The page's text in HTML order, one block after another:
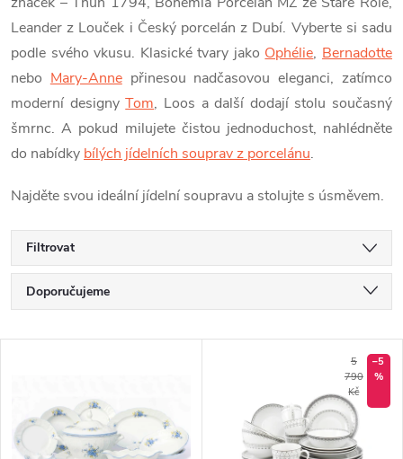
Leander z Louček i Český porcelán z Dubí. Vyberte si sadu
podle svého vkusu. Klasické tvary jako Ophélie, Bernadotte
nebo Mary-Annepřinesou nadčasovou eleganci, zatímco
moderní designyTom, Loos a další dodají stolu současný
šmrnc. A pokud milujete čistou jednoduchost, nahlédněte
do nabídky bílých jídelních souprav z porcelánu.
Najděte svou ideální jídelní soupravu a stolujte s úsměvem.
Filtrovat
Ř
a
e
Doporučujeme
Nejprodávanější
Abecedně
5
790
Kč
–5
%